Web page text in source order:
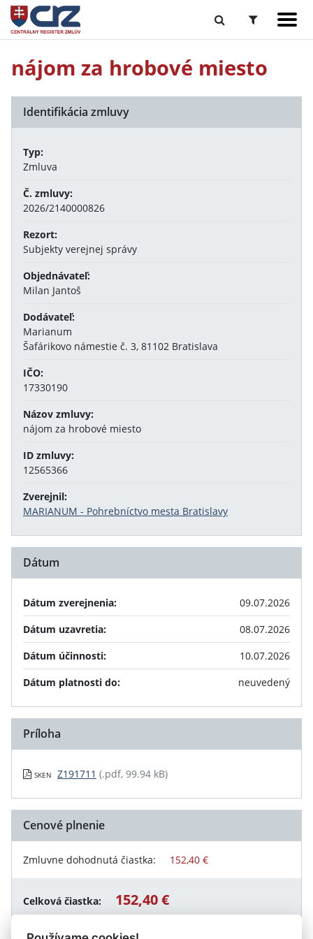
nájom za hrobové miesto
Identifikácia zmluvy
Typ:
Zmluva
Č. zmluvy:
2026/2140000826
Rezort:
Subjekty verejnej správy
Objednávateľ:
Milan Jantoš
Dodávateľ:
Marianum
Šafárikovo námestie č. 3, 81102 Bratislava
IČO:
17330190
Názov zmluvy:
nájom za hrobové miesto
ID zmluvy:
12565366
Zverejnil:
MARIANUM - Pohrebníctvo mesta Bratislavy
Dátum
Dátum zverejnenia:
09.07.2026
Dátum uzavretia:
08.07.2026
Dátum účinnosti:
10.07.2026
Dátum platnosti do:
neuvedený
Príloha
SKEN Z191711 (.pdf, 99.94 kB)
Cenové plnenie
Zmluvne dohodnutá čiastka: 152,40 €
Celková čiastka: 152,40 €